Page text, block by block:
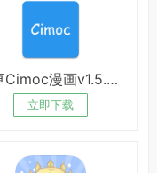
安卓Cimoc漫画v1.5.7绿化版
立即下载